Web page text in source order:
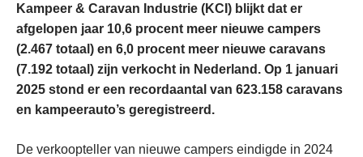
Kampeer & Caravan Industrie (KCI) blijkt dat er
afgelopen jaar 10,6 procent meer nieuwe campers
(2.467 totaal) en 6,0 procent meer nieuwe caravans
(7.192 totaal) zijn verkocht in Nederland. Op 1 januari
2025 stond er een recordaantal van 623.158 caravans
en kampeerauto’s geregistreerd.
De verkoopteller van nieuwe campers eindigde in 2024